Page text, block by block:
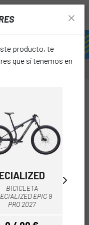
producto, te
que sí tenemos en
BICICLETA
EPIC 9
PRO 2027